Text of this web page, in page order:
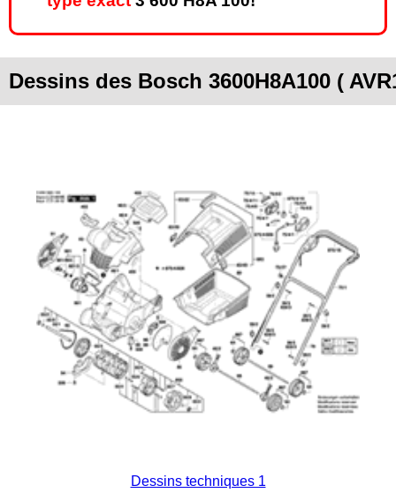
Dessins des Bosch 3600H8A100 (
Dessins techniques 1